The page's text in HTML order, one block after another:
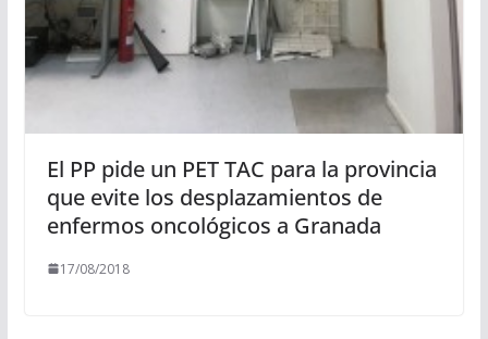
El PP pide un PET TAC para la provincia
que evite los desplazamientos de
enfermos oncológicos a Granada
17/08/2018